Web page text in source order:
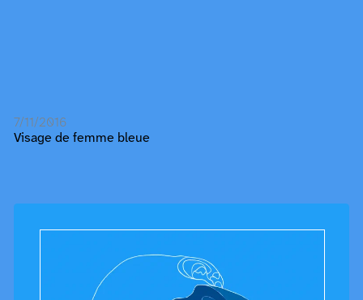
7/11/2016
Visage de femme bleue